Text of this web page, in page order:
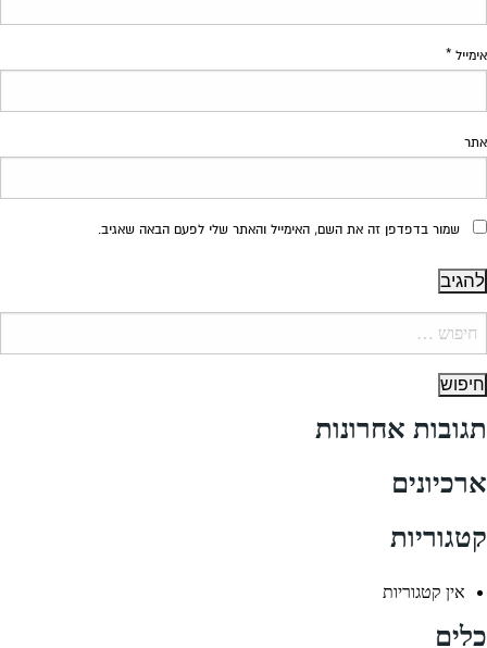
אימייל *
אתר
שמור בדפדפן זה את השם, האימייל והאתר שלי לפעם הבאה שאגיב.
תגובות אחרונות
ארכיונים
קטגוריות
אין קטגוריות
כלים